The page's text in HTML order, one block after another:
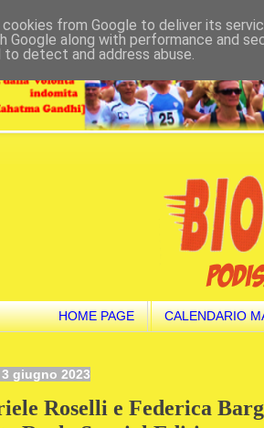
HOME PAGE CALENDARIO
giugno 2023
Roselli e Federica
from Google to deliver its
Google along with performance and
detect and address abuse.